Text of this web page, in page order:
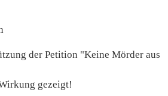
der Petition "Keine Mörder aus
gezeigt!